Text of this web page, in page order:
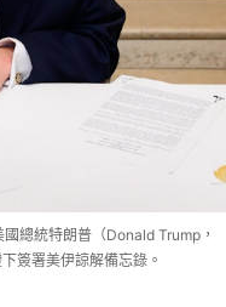
總統特朗普（Donald Trump，
簽署美伊諒解備忘錄。